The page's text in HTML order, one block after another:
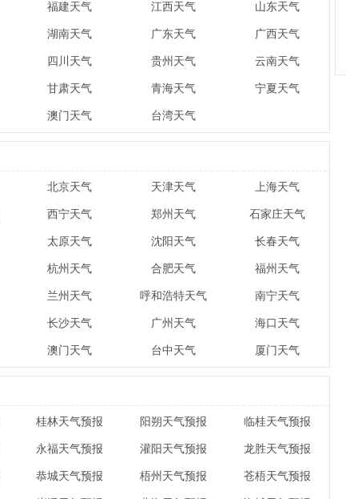
福建天气 江西天气 山东天气
湖南天气 广东天气 广西天气
四川天气 贵州天气 云南天气
甘肃天气 青海天气 宁夏天气
澳门天气 台湾天气
北京天气 天津天气 上海天气
西宁天气 郑州天气 石家庄天气
太原天气 沈阳天气 长春天气
杭州天气 合肥天气 福州天气
兰州天气 呼和浩特天气 南宁天气
长沙天气 广州天气 海口天气
澳门天气 台中天气 厦门天气
桂林天气预报 阳朔天气预报 临桂天气预报
永福天气预报 灌阳天气预报 龙胜天气预报
恭城天气预报 梧州天气预报 苍梧天气预报